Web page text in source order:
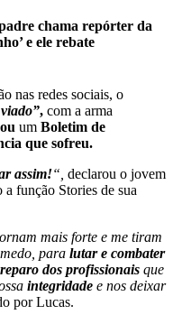
chama repórter da
e ele rebate
nas redes sociais, o
, com a arma
um Boletim de
que sofreu.
assim!“, declarou o jovem
a função Stories de sua
mais forte e me tiram
para lutar e combater
dos profissionais que
integridade e nos deixar
por Lucas.